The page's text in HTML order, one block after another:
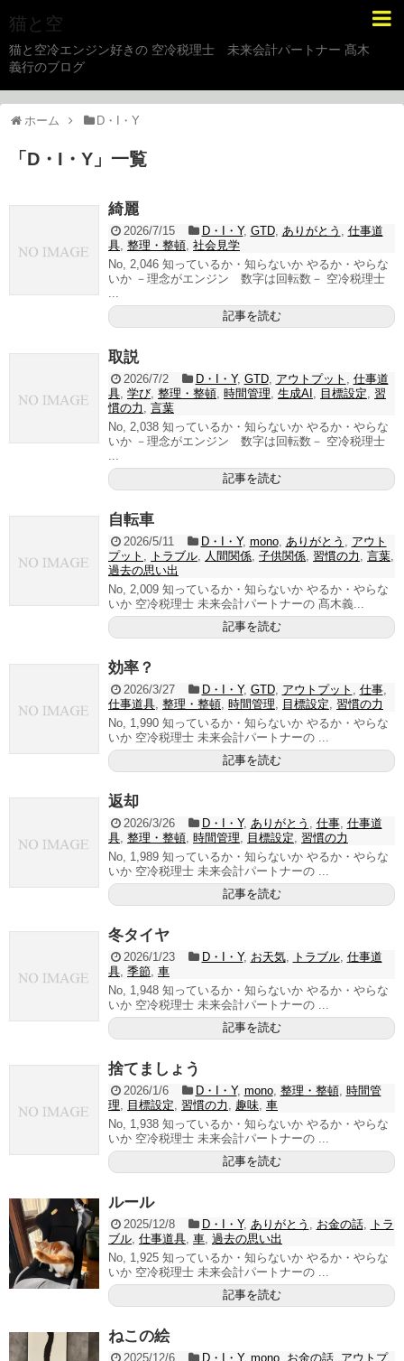
猫と空
猫と空冷エンジン好きの 空冷税理士 未来会計パートナー 髙木
義行のブログ
ホーム D・I・Y
「 D・I・Y 」 一覧
綺麗
2026/7/15 D・I・Y, GTD, ありがとう , 仕事道
具, 整理・整頓, 社会見学
No, 2,046 知っているか・知らないか やるか・やらな
いか －理念がエンジン 数字は回転数－ 空冷税理士
...
記事を読む
取説
2026/7/2 D・I・Y, GTD, アウトプット , 仕事道
具, 学び, 整理・整頓, 時間管理, 生成AI , 目標設定, 習
慣の力 , 言葉
No, 2,038 知っているか・知らないか やるか・やらな
いか －理念がエンジン 数字は回転数－ 空冷税理士
...
記事を読む
自転車
2026/5/11 D・I・Y, mono, ありがとう , アウト
プット , トラブル, 人間関係, 子供関係, 習慣の力 , 言葉,
過去の思い出
No, 2,009 知っているか・知らないか やるか・やらな
いか 空冷税理士 未来会計パートナーの 髙木義...
記事を読む
効率？
2026/3/27 D・I・Y, GTD, アウトプット , 仕事,
仕事道具, 整理・整頓, 時間管理, 目標設定, 習慣の力
No, 1,990 知っているか・知らないか やるか・やらな
いか 空冷税理士 未来会計パートナーの ...
記事を読む
返却
2026/3/26 D・I・Y, ありがとう , 仕事, 仕事道
具, 整理・整頓, 時間管理, 目標設定, 習慣の力
No, 1,989 知っているか・知らないか やるか・やらな
いか 空冷税理士 未来会計パートナーの ...
記事を読む
冬タイヤ
2026/1/23 D・I・Y, お天気, トラブル, 仕事道
具, 季節, 車
No, 1,948 知っているか・知らないか やるか・やらな
いか 空冷税理士 未来会計パートナーの ...
記事を読む
捨てましょう
2026/1/6 D・I・Y, mono, 整理・整頓, 時間管
理, 目標設定, 習慣の力 , 趣味, 車
No, 1,938 知っているか・知らないか やるか・やらな
いか 空冷税理士 未来会計パートナーの ...
記事を読む
ルール
2025/12/8 D・I・Y, ありがとう , お金の話, トラ
ブル, 仕事道具, 車, 過去の思い出
No, 1,925 知っているか・知らないか やるか・やらな
いか 空冷税理士 未来会計パートナーの ...
記事を読む
ねこの絵
2025/12/6 D・I・Y, mono, お金の話, アウトプ